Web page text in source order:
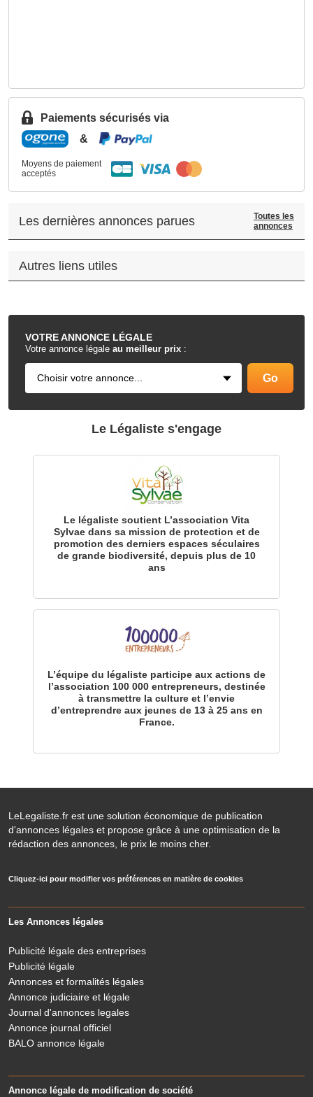
VOTREANNONCE LÉGALE
Votre annonce légale au meilleur prix :
Paiements sécurisés via
&
Moyens de paiement
acceptés
Les dernières annonces parues
Toutes les
annonces
Autres liens utiles
.
Le Légaliste s'engage
Le légaliste soutient L’association Vita
Sylvae dans sa mission de protection et de
promotion des derniers espaces séculaires
de grande biodiversité, depuis plus de 10
ans
L’équipe du légaliste participe aux actions de
l’association 100 000 entrepreneurs, destinée
à transmettre la culture et l’envie
d’entreprendre aux jeunes de 13 à 25 ans en
France.
LeLegaliste.fr est une solution économique de publication
d'annonces légales et propose grâce à une optimisation de la
rédaction des annonces, le prix le moins cher.
Cliquez-ici pour modifier vos préférences en matière de cookies
Les Annonces légales
Publicité légale des entreprises
Publicité légale
Annonces et formalités légales
Annonce judiciaire et légale
Journal d'annonces legales
Annonce journal officiel
BALO annonce légale
Annonce légale de modification de société